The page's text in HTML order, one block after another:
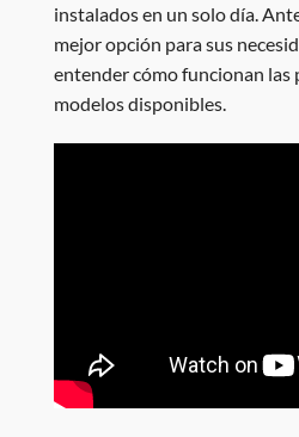
instalados en un solo día.
mejor opción para sus
entender cómo funcionan las
modelos disponibles.